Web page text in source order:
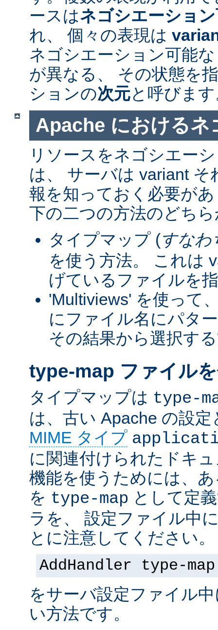
ースはネゴシエーショ
れ、 個々の表現は
ネゴシエーション可能
が異なる、 その状態を
ションの次元と呼びま
Apache におけるネ
リソースをネゴシエー
は、 サーバは variant
報を知っておく必要が
下の二つの方法のどち
タイプマップ (すなわ
を使う方法。 これは
げているファイルを
'Multiviews' を使って
にファイル名にパタ
その結果から選択す
type-map ファイル
タイプマップは type-
は、古い Apache の設
MIME タイプ
に関連付けられたドキ
機能を使うためには、
を type-map として定
ラを、 設定ファイル中
とに注意してください
AddHandler type-
をサーバ設定ファイル
い方法です。